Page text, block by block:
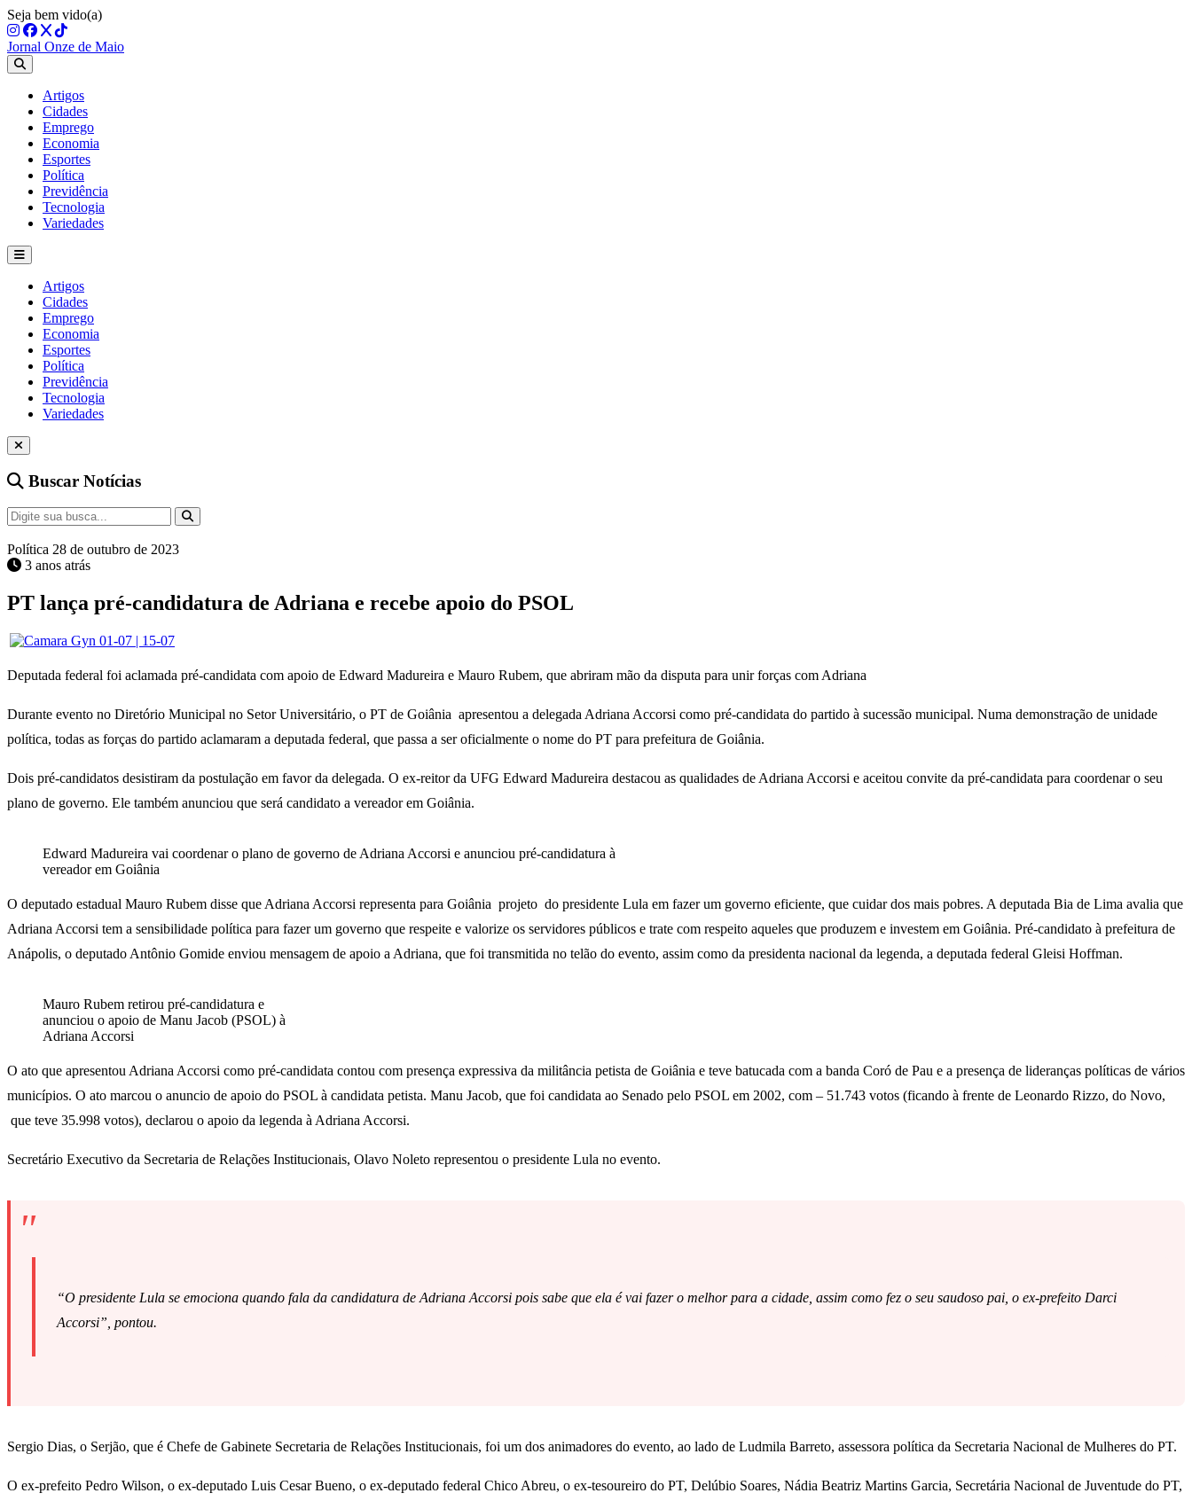
Seja bem vido(a)
Jornal Onze de Maio
Artigos
Cidades
Emprego
Economia
Esportes
Política
Previdência
Tecnologia
Variedades
Artigos
Cidades
Emprego
Economia
Esportes
Política
Previdência
Tecnologia
Variedades
Buscar Notícias
Política 28 de outubro de 2023
3 anos atrás
PT lança pré-candidatura de Adriana e recebe apoio do PSOL
Deputada federal foi aclamada pré-candidata com apoio de Edward Madureira e Mauro Rubem, que abriram mão da disputa para unir forças com Adriana
Durante evento no Diretório Municipal no Setor Universitário, o PT de Goiânia apresentou a delegada Adriana Accorsi como pré-candidata do partido à sucessão municipal. Numa demonstração de unidade
política, todas as forças do partido aclamaram a deputada federal, que passa a ser oficialmente o nome do PT para prefeitura de Goiânia.
Dois pré-candidatos desistiram da postulação em favor da delegada. O ex-reitor da UFG Edward Madureira destacou as qualidades de Adriana Accorsi e aceitou convite da pré-candidata para coordenar o seu
plano de governo. Ele também anunciou que será candidato a vereador em Goiânia.
Edward Madureira vai coordenar o plano de governo de Adriana Accorsi e anunciou pré-candidatura à
vereador em Goiânia
O deputado estadual Mauro Rubem disse que Adriana Accorsi representa para Goiânia projeto do presidente Lula em fazer um governo eficiente, que cuidar dos mais pobres. A deputada Bia de Lima avalia que
Adriana Accorsi tem a sensibilidade política para fazer um governo que respeite e valorize os servidores públicos e trate com respeito aqueles que produzem e investem em Goiânia. Pré-candidato à prefeitura de
Anápolis, o deputado Antônio Gomide enviou mensagem de apoio a Adriana, que foi transmitida no telão do evento, assim como da presidenta nacional da legenda, a deputada federal Gleisi Hoffman.
Mauro Rubem retirou pré-candidatura e
anunciou o apoio de Manu Jacob (PSOL) à
Adriana Accorsi
O ato que apresentou Adriana Accorsi como pré-candidata contou com presença expressiva da militância petista de Goiânia e teve batucada com a banda Coró de Pau e a presença de lideranças políticas de vários
municípios. O ato marcou o anuncio de apoio do PSOL à candidata petista. Manu Jacob, que foi candidata ao Senado pelo PSOL em 2002, com – 51.743 votos (ficando à frente de Leonardo Rizzo, do Novo,
que teve 35.998 votos), declarou o apoio da legenda à Adriana Accorsi.
Secretário Executivo da Secretaria de Relações Institucionais, Olavo Noleto representou o presidente Lula no evento.
“O presidente Lula se emociona quando fala da candidatura de Adriana Accorsi pois sabe que ela é vai fazer o melhor para a cidade, assim como fez o seu saudoso pai, o ex-prefeito Darci
Accorsi”, pontou.
Sergio Dias, o Serjão, que é Chefe de Gabinete Secretaria de Relações Institucionais, foi um dos animadores do evento, ao lado de Ludmila Barreto, assessora política da Secretaria Nacional de Mulheres do PT.
O ex-prefeito Pedro Wilson, o ex-deputado Luis Cesar Bueno, o ex-deputado federal Chico Abreu, o ex-tesoureiro do PT, Delúbio Soares, Nádia Beatriz Martins Garcia, Secretária Nacional de Juventude do PT,